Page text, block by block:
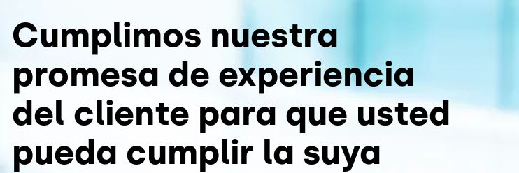
Cumplimos nuestra
promesa de experiencia
del cliente para que usted
pueda cumplir la suya